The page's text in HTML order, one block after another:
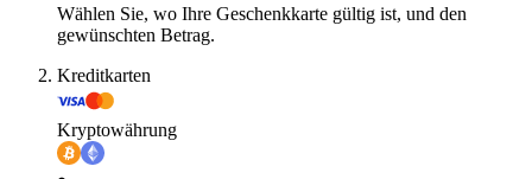
Wählen Sie, wo Ihre Geschenkkarte gültig ist, und den
gewünschten Betrag.
Kreditkarten
Kryptowährung